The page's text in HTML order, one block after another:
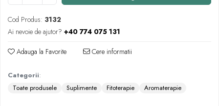
Proteine și aminoacizi
Carnitina
Cisteina
Cod Produs: 3132
Ai nevoie de ajutor? +40 774 075 131
Adauga la Favorite Cere informatii
Categorii:
Toate produsele
Suplimente Fitoterapie Aromaterapie